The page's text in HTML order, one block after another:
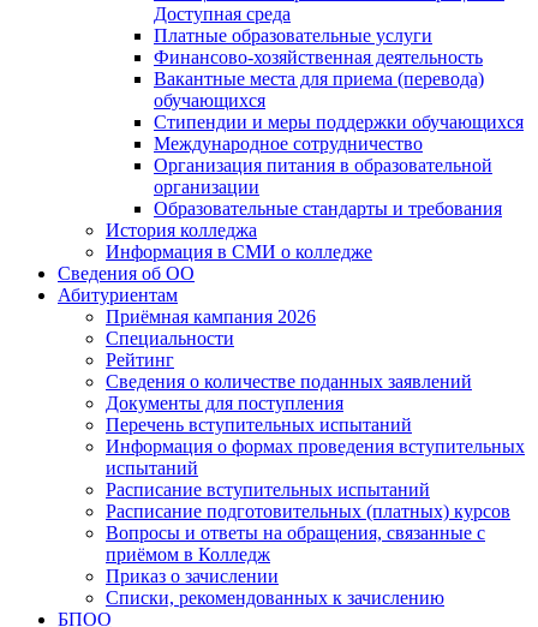
Доступная среда
Платные образовательные услуги
Финансово-хозяйственная деятельность
Вакантные места для приема (перевода)
обучающихся
Стипендии и меры поддержки обучающихся
Международное сотрудничество
Организация питания в образовательной
организации
Образовательные стандарты и требования
История колледжа
Информация в СМИ о колледже
Сведения об ОО
Абитуриентам
Приёмная кампания 2026
Специальности
Рейтинг
Сведения о количестве поданных заявлений
Документы для поступления
Перечень вступительных испытаний
Информация о формах проведения вступительных
испытаний
Расписание вступительных испытаний
Расписание подготовительных (платных) курсов
Вопросы и ответы на обращения, связанные с
приёмом в Колледж
Приказ о зачислении
Списки, рекомендованных к зачислению
БПОО